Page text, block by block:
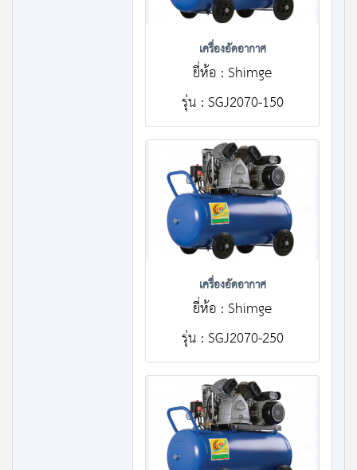
เครื่องอัดอากาศ
ยี่ห้อ : Shimge
รุ่น : SGJ2070-150
เครื่องอัดอากาศ
ยี่ห้อ : Shimge
รุ่น : SGJ2070-250